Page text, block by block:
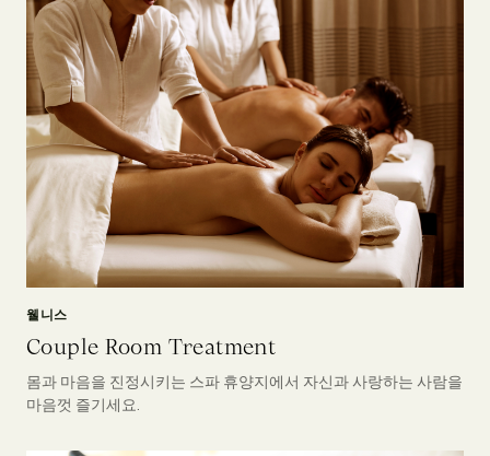
웰니스
Couple Room Treatment
몸과 마음을 진정시키는 스파 휴양지에서 자신과 사랑하는 사람을
마음껏 즐기세요.